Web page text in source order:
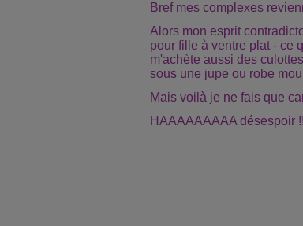
Bref mes complexes
Alors mon esprit
pour fille à ventre plat - ce
m'achète aussi des
sous une jupe ou robe
Mais voilà je ne fais que
HAAAAAAAAA désespoir